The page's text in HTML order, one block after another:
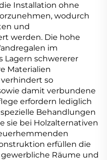
Installation ohne
wodurch
und
werden. Die hohe
im
Lagern schwererer
Materialien
so
damit verbundene
erfordern lediglich
Behandlungen
sie bei Holzalternativen
erfüllen die
Räume und